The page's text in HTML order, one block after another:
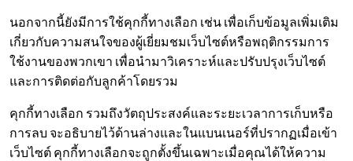
นอกจากนี้ยังมีการใช้คุกกี้ทางเลือก เช่น เพื่อเก็บข้อมูลเพิ่มเติม
เกี่ยวกับความสนใจของผู้เยี่ยมชมเว็บไซต์หรือพฤติกรรมการ
ใช้งานของพวกเขา เพื่อนำมาวิเคราะห์และปรับปรุงเว็บไซต์
และการติดต่อกับลูกค้าโดยรวม
คุกกี้ทางเลือก รวมถึงวัตถุประสงค์และระยะเวลาการเก็บหรือ
การลบ จะอธิบายไว้ด้านล่างและในแบนเนอร์ที่ปรากฏเมื่อเข้า
เว็บไซต์ คุกกี้ทางเลือกจะถูกตั้งขึ้นเฉพาะเมื่อคุณได้ให้ความ